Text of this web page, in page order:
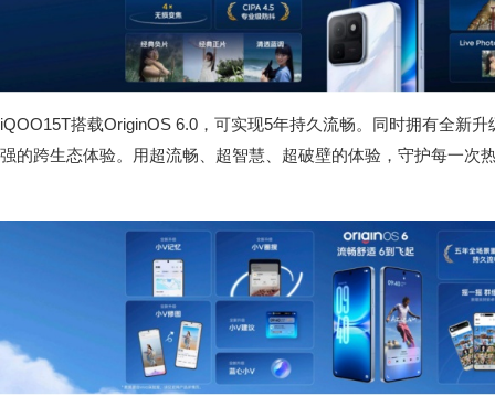
iQOO15T搭载OriginOS 6.0，可实现5年持久流畅。同时拥有全新
强的跨生态体验。用超流畅、超智慧、超破壁的体验，守护每一次